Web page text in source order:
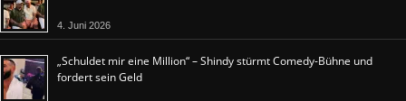
4. Juni 2026
„Schuldet mir eine Million“ – Shindy stürmt Comedy-Bühne und
fordert sein Geld